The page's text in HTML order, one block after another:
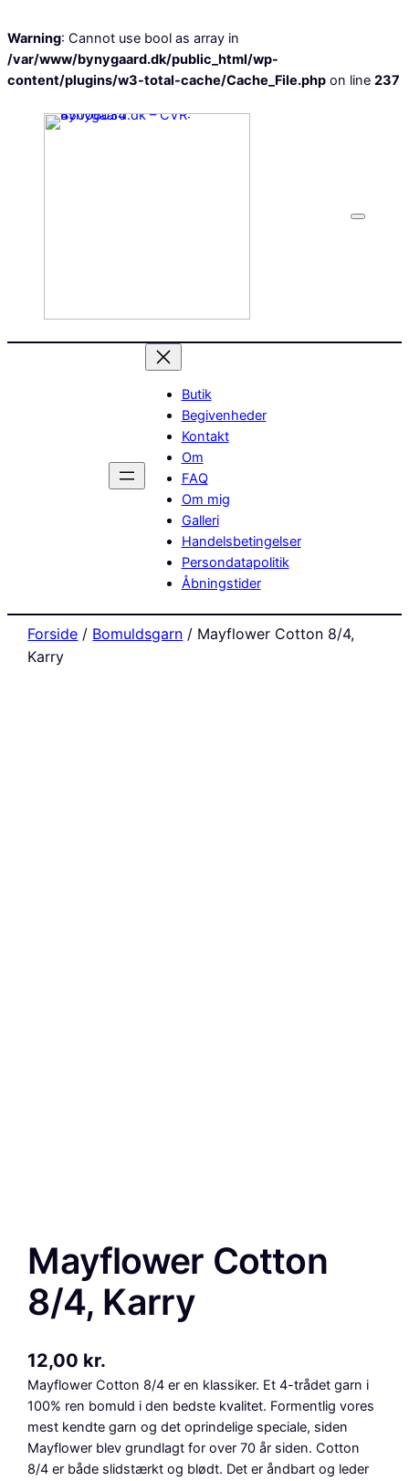
Warning: Cannot use bool as array in
/var/www/bynygaard.dk/public_html/wp-
content/plugins/w3-total-cache/Cache_File.php on line 237
Butik
Begivenheder
Kontakt
Om
FAQ
Om mig
Galleri
Handelsbetingelser
Persondatapolitik
Åbningstider
Forside / Bomuldsgarn / Mayflower Cotton 8/4,
Karry
Mayflower Cotton
8/4, Karry
12,00 kr.
Mayflower Cotton 8/4 er en klassiker. Et 4-trådet garn i
100% ren bomuld i den bedste kvalitet. Formentlig vores
mest kendte garn og det oprindelige speciale, siden
Mayflower blev grundlagt for over 70 år siden. Cotton
8/4 er både slidstærkt og blødt. Det er åndbart og leder